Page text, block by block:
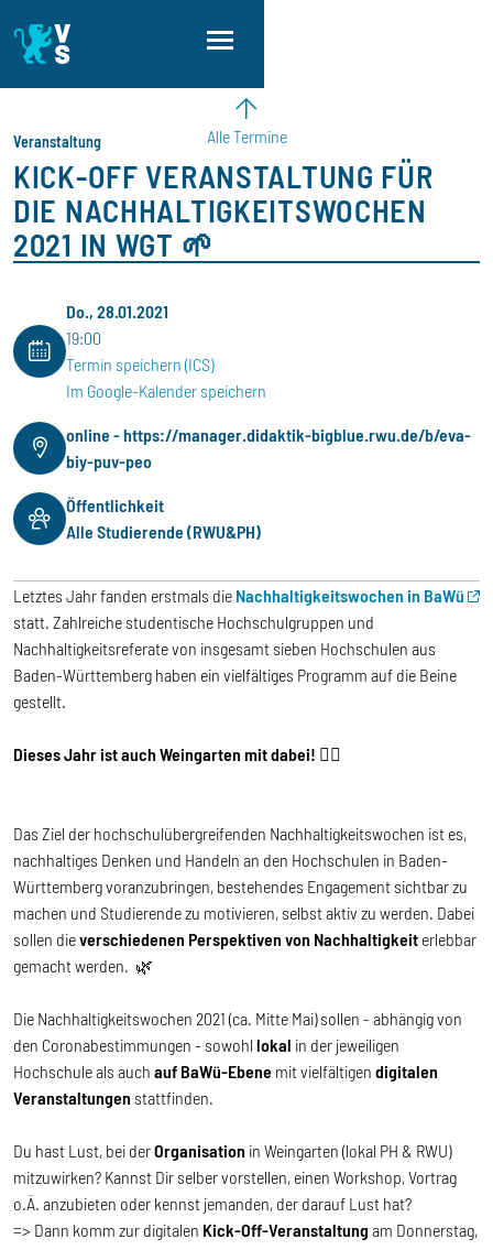
Alle Termine
Veranstaltung
KICK-OFF VERANSTALTUNG FÜR
DIE NACHHALTIGKEITSWOCHEN
2021 IN WGT 🌱
Do., 28.01.2021
19:00
Termin speichern (ICS)
Im Google-Kalender speichern
online - https://manager.didaktik-bigblue.rwu.de/b/eva-
biy-puv-peo
Öffentlichkeit
Alle Studierende (RWU&PH)
Letztes Jahr fanden erstmals die Nachhaltigkeitswochen in BaWü
statt. Zahlreiche studentische Hochschulgruppen und
Nachhaltigkeitsreferate von insgesamt sieben Hochschulen aus
Baden-Württemberg haben ein vielfältiges Programm auf die Beine
gestellt.
Dieses Jahr ist auch Weingarten mit dabei! ✌🏼
Das Ziel der hochschulübergreifenden Nachhaltigkeitswochen ist es,
nachhaltiges Denken und Handeln an den Hochschulen in Baden-
Württemberg voranzubringen, bestehendes Engagement sichtbar zu
machen und Studierende zu motivieren, selbst aktiv zu werden. Dabei
sollen dieverschiedenen Perspektiven von Nachhaltigkeit erlebbar
gemacht werden. 🌿
Die Nachhaltigkeitswochen 2021 (ca. Mitte Mai) sollen - abhängig von
den Coronabestimmungen - sowohl lokal in der jeweiligen
Hochschule als auch auf BaWü-Ebene mit vielfältigen digitalen
Veranstaltungen stattfinden.
Du hast Lust, bei derOrganisation in Weingarten (lokal PH & RWU)
mitzuwirken? Kannst Dir selber vorstellen, einen Workshop, Vortrag
o.Ä. anzubieten oder kennst jemanden, der darauf Lust hat?
=> Dann komm zur digitalen Kick-Off-Veranstaltung am Donnerstag,